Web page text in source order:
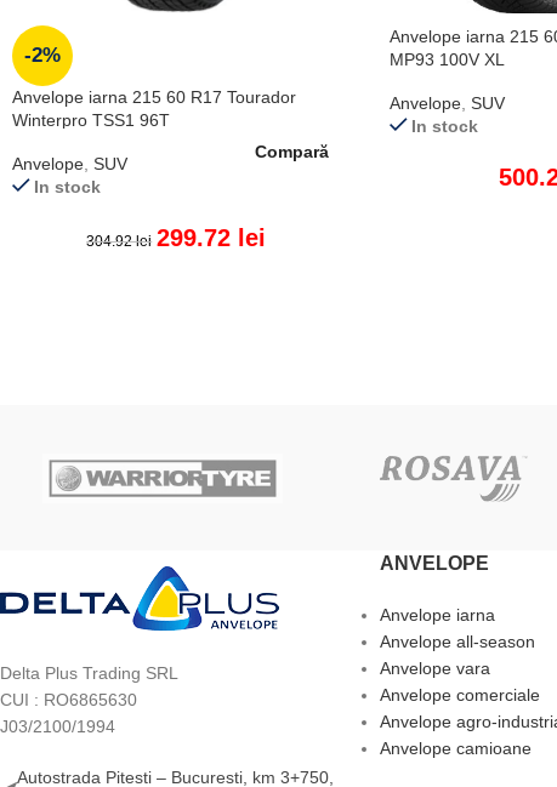
-2%
Anvelope iarna 215 60 R17 Tourador
Winterpro TSS1 96T
Anvelope SUV
In stock
304.92lei 299.72 lei
Compară
Anvelope iarna 215
MP93 100V XL
Anvelope, SUV
In stock
Delta Plus Trading SRL
CUI : RO6865630
J03/2100/1994
Autostrada Pitesti – Bucuresti, km 3+750,
ANVELOPE
Anvelope iarna
Anvelope all-season
Anvelope vara
Anvelope comerciale
Anvelope agro-
Anvelope camioane